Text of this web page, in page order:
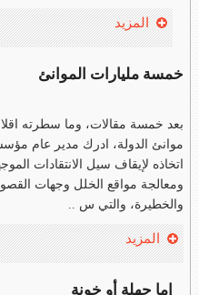
المزيد
خمسة مليارات الموانئ
بعد خمسة مقالات، وما سطرته
موانئ الدولة، ادرك مدير عام
اتخاذه لإيقاف سيل الانتقادات
ومعالجة مواقع الخلل وجهات
والخطيرة، والتي س ..
المزيد
إما جهلة أو خونة